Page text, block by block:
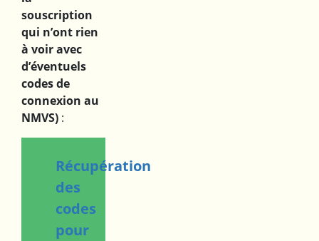
souscription
qui n’ont rien
à voir avec
d’éventuels
codes de
connexion au
NMVS) :
Récupération
des
codes
pour